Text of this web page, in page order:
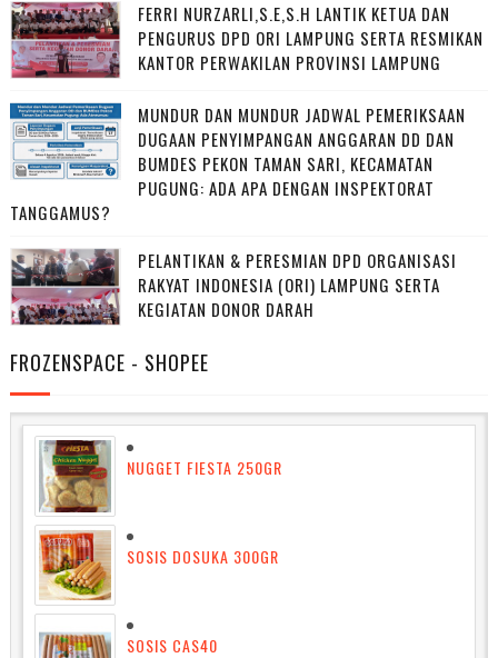
FERRI NURZARLI,S.E,S.H LANTIK KETUA DAN
PENGURUS DPD ORI LAMPUNG SERTA RESMIKAN
KANTOR PERWAKILAN PROVINSI LAMPUNG
MUNDUR DAN MUNDUR JADWAL PEMERIKSAAN
DUGAAN PENYIMPANGAN ANGGARAN DD DAN
BUMDES PEKON TAMAN SARI, KECAMATAN
PUGUNG: ADA APA DENGAN INSPEKTORAT
TANGGAMUS?
PELANTIKAN & PERESMIAN DPD ORGANISASI
RAKYAT INDONESIA (ORI) LAMPUNG SERTA
KEGIATAN DONOR DARAH
FROZENSPACE - SHOPEE
NUGGET FIESTA 250GR
SOSIS DOSUKA 300GR
SOSIS CAS40